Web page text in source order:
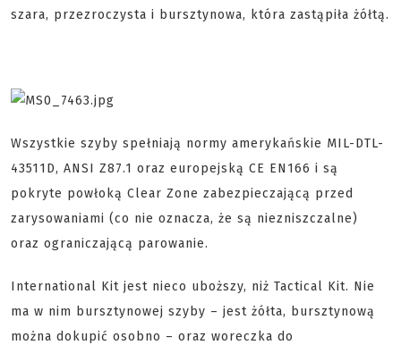
szara, przezroczysta i bursztynowa, która zastąpiła żółtą.
Wszystkie szyby spełniają normy amerykańskie MIL-DTL-
43511D, ANSI Z87.1 oraz europejską CE EN166 i są
pokryte powłoką Clear Zone zabezpieczającą przed
zarysowaniami (co nie oznacza, że są niezniszczalne)
oraz ograniczającą parowanie.
International Kit jest nieco uboższy, niż Tactical Kit. Nie
ma w nim bursztynowej szyby – jest żółta, bursztynową
można dokupić osobno – oraz woreczka do